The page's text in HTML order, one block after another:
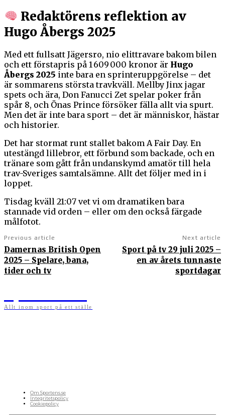
Redaktörens reflektion av
Hugo Åbergs 2025
Med ett fullsatt Jägersro, nio elittravare bakom bilen
och ett förstapris på 1 609 000 kronor är Hugo
Åbergs 2025 inte bara en sprinteruppgörelse – det
är sommarens största travkväll. Mellby Jinx jagar
spets och ära, Don Fanucci Zet spelar poker från
spår 8, och Önas Prince försöker fälla allt via spurt.
Men det är inte bara sport – det är människor, hästar
och historier.
Det har stormat runt stallet bakom A Fair Day. En
utestängd lillebror, ett förbund som backade, och en
tränare som gått från undanskymd amatör till hela
trav-Sveriges samtalsämne. Allt det följer med in i
loppet.
Tisdag kväll 21:07 vet vi om dramatiken bara
stannade vid orden – eller om den också färgade
målfotot.
Previous article
Damernas British Open
2025 – Spelare, bana,
tider och tv
Next article
Sport på tv 29 juli 2025 –
en av årets tunnaste
sportdagar
Allt inom sport på ett ställe
Om Sportens.se
Integritetspolicy
Cookiepolicy